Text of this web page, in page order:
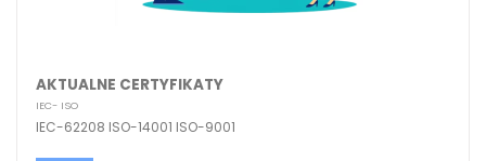
AKTUALNE CERTYFIKATY
IEC- ISO
IEC-62208 ISO-14001 ISO-9001